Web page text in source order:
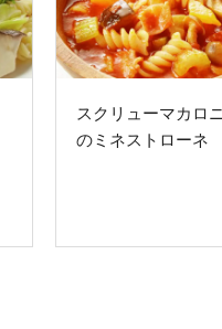
スクリューマカロ
のミネストローネ